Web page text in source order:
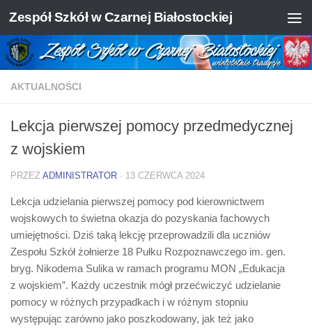
Skip to content
Zespół Szkół w Czarnej Białostockiej
AKTUALNOŚCI
Lekcja pierwszej pomocy przedmedycznej
z wojskiem
PRZEZ ADMINISTRATOR · 13 CZERWCA 2024
Lekcja udzielania pierwszej pomocy pod kierownictwem
wojskowych to świetna okazja do pozyskania fachowych
umiejętności. Dziś taką lekcję przeprowadzili dla uczniów
Zespołu Szkół żołnierze 18 Pułku Rozpoznawczego im. gen.
bryg. Nikodema Sulika w ramach programu MON „Edukacja
z wojskiem”. Każdy uczestnik mógł przećwiczyć udzielanie
pomocy w różnych przypadkach i w różnym stopniu
występując zarówno jako poszkodowany, jak też jako